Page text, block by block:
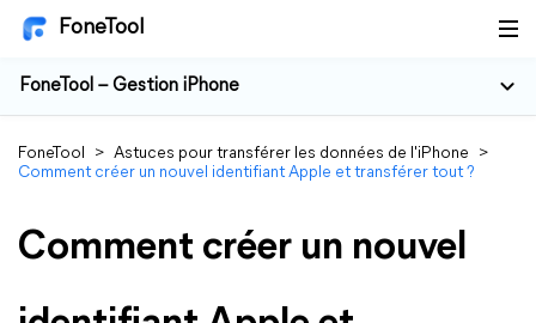
FoneTool
FoneTool – Gestion iPhone
FoneTool > Astuces pour transférer les données de l'iPhone
>
Comment créer un nouvel identifiant Apple et transférer tout ?
Comment créer un nouvel